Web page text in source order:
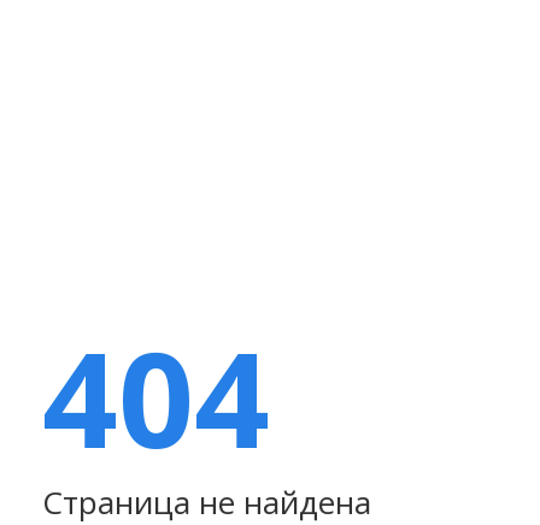
404
Страница не найдена